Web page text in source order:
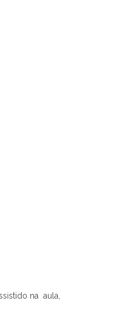
na aula,